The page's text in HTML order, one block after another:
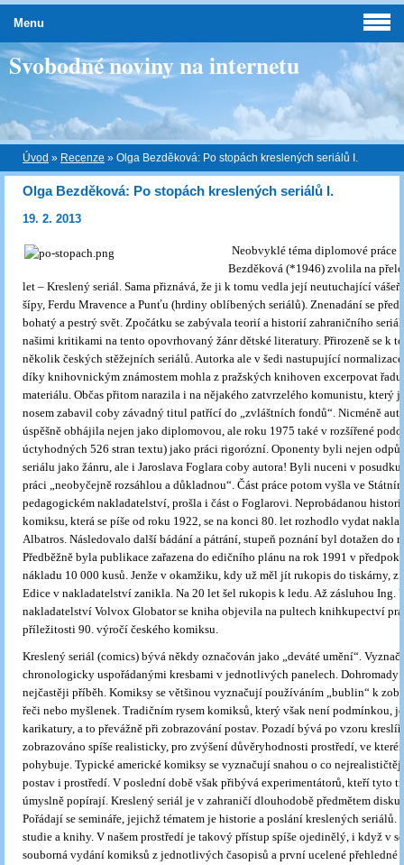
Svobodné noviny na internetu
Úvod » Recenze » Olga Bezděková: Po stopách kreslených seriálů I.
Olga Bezděková: Po stopách kreslených seriálů I.
19. 2. 2013
Neobvyklé téma diplomové práce
Bezděková (*1946) zvolila na
let – Kreslený seriál. Sama přiznává, že ji k tomu vedla její neutuchající
šípy, Ferdu Mravence a Punťu (hrdiny oblíbených seriálů). Znenadání se
bohatý a pestrý svět. Zpočátku se zabývala teorií a historií zahraničního
našimi kritikami na tento opovrhovaný žánr dětské literatury. Přirozeně se k
několik českých stěžejních seriálů. Autorka ale v šedi nastupující
díky knihovnickým známostem mohla z pražských knihoven excerpovat
materiálu. Občas přitom narazila i na nějakého zatvrzelého komunistu, který
nosem zabavil coby závadný titul patřící do „zvláštních fondů“. Nicméně
úspěšně obhájila nejen jako diplomovou, ale roku 1975 také v rozšířené
úctyhodných 526 stran textu) jako práci rigorózní. Oponenty byli nejen
seriálu jako žánru, ale i Jaroslava Foglara coby autora! Byli nuceni v posudku
práci „neobyčejně rozsáhlou a důkladnou“. Část práce potom vyšla ve
pedagogickém nakladatelství, prošla i část o Foglarovi. Neprobádanou
komiksu, která se píše od roku 1922, se na konci 80. let rozhodlo vydat
Albatros. Následovalo další bádání a pátrání, stupeň poznání byl dotažen do
Předběžně byla publikace zařazena do edičního plánu na rok 1991 v
nákladu 10 000 kusů. Jenže v okamžiku, kdy už měl jít rukopis do tiskárny, z
Edice v nakladatelství zanikla. Na 20 let šel rukopis k ledu. Až zásluhou Ing.
nakladatelství Volvox Globator se kniha objevila na pultech knihkupectví
příležitosti 90. výročí českého komiksu.
Kreslený seriál (comics) bývá někdy označován jako „deváté umění“.
chronologicky uspořádanými kresbami v jednotlivých panelech. Dohromady
nejčastěji příběh. Komiksy se většinou vyznačují používáním „bublin“ k
řeči nebo myšlenek. Tradičním rysem komiksů, který však není podmínkou,
karikatury, a to převážně při zobrazování postav. Pozadí bývá po vzoru
zobrazováno spíše realisticky, pro zvýšení důvěryhodnosti prostředí, ve
pohybuje. Typické americké komiksy se vyznačují snahou o co
postav i prostředí. V poslední době však přibývá experimentátorů, kteří tyto
úmyslně popírají. Kreslený seriál je v zahraničí dlouhodobě předmětem
Pořádají se semináře, jejichž tématem je historie a poslání kreslených seriálů.
studie a knihy. V našem prostředí je takový přístup spíše ojedinělý, i když v
souborná vydání komiksů z jednotlivých časopisů a první ucelené přehledné
Menu